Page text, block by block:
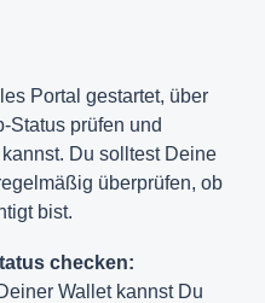
Portal gestartet, über
Status prüfen und
Du solltest Deine
überprüfen, ob
bist.
checken:
Wallet kannst Du